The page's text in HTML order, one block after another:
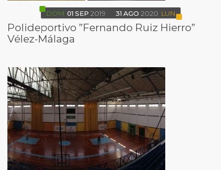
DOM 01 SEP 2019 31 AGO 2020 LUN
Polideportivo ”Fernando Ruiz Hierro”
Vélez-Málaga